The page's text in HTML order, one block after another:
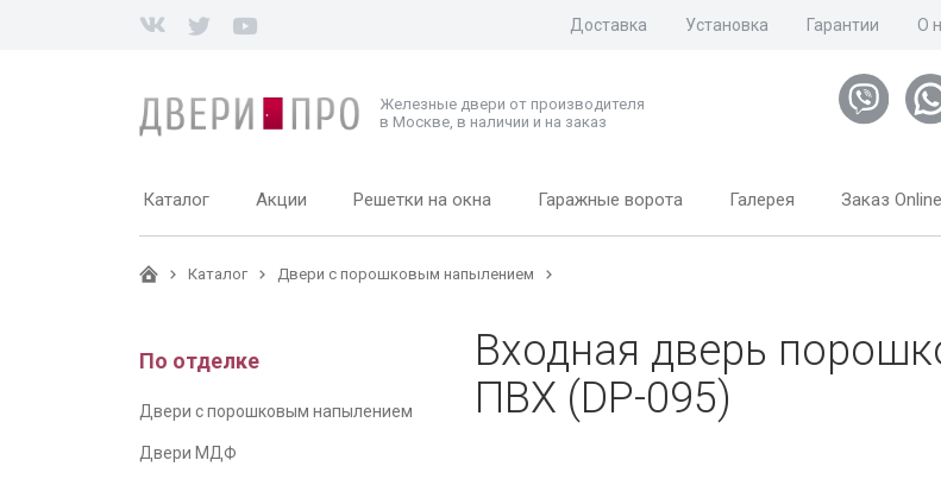
Доставка Установка Гарантии О
Железные двери от производителя
в Москве, в наличии и на заказ
Каталог Акции Решетки на окна Гаражные ворота Галерея Заказ Online
Каталог Двери с порошковым напылением
По отделке
Двери с порошковым напылением
Двери МДФ
Входная дверь
ПВХ (DP-095)